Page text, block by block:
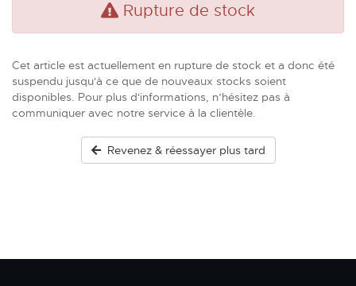
Rupture de stock
Cet article est actuellement en rupture de stock et a donc été
suspendu jusqu'à ce que de nouveaux stocks soient
disponibles. Pour plus d'informations, n’hésitez pas à
communiquer avec notre service à la clientèle.
Revenez & réessayer plus tard